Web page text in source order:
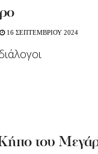
16 ΣΕΠΤΕΜΒΡΙΟΥ 2024
του